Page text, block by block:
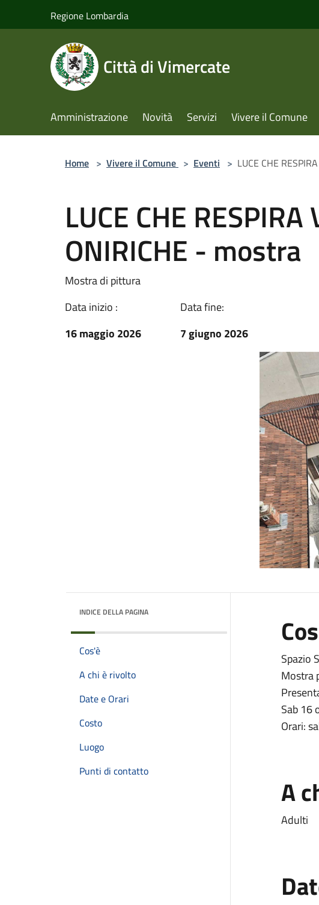
Regione Lombardia
Città di Vimercate
Amministrazione Novità Servizi Vivere il Comune
Home > Vivere il Comune > Eventi > LUCE CHE
LUCE CHE RESPIRA
ONIRICHE - mostra
Mostra di pittura
Data inizio :
16 maggio 2026
Data fine:
7 giugno 2026
INDICE DELLA PAGINA
Cos'è
A chi è rivolto
Date e Orari
Costo
Luogo
Punti di contatto
Spazio
Mostra
Sab 16
Orari:
A
Adulti